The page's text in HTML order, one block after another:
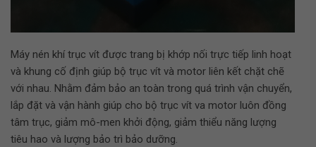
Máy nén khí trục vít được trang bị khớp nối trực tiếp linh hoạt
và khung cố định giúp bộ trục vít và motor liên kết chặt chẽ
với nhau. Nhằm đảm bảo an toàn trong quá trình vận chuyển,
lắp đặt và vận hành giúp cho bộ trục vít va motor luôn đồng
tâm trục, giảm mô-men khởi động, giảm thiểu năng lượng
tiêu hao và lượng bảo trì bảo dưỡng.